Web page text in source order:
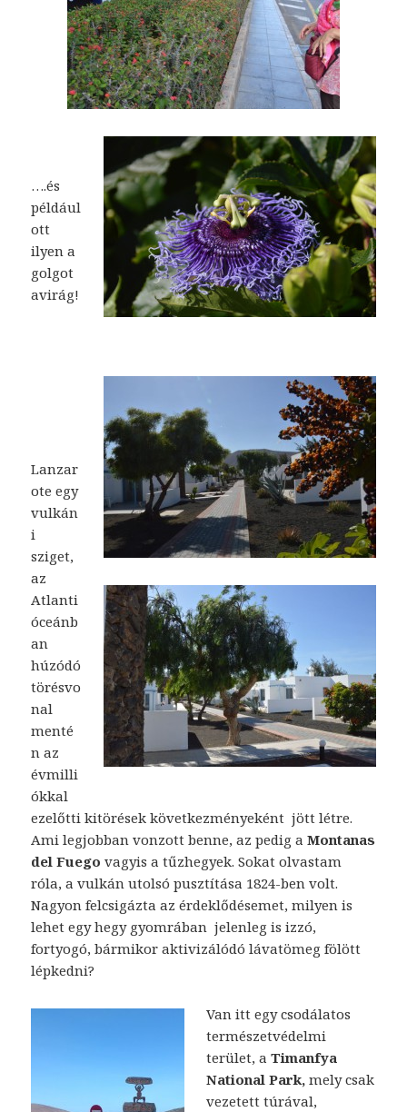
….és
például
ott
ilyen a
golgot
avirág!
Lanzar
ote egy
vulkán
i
sziget,
az
Atlanti
óceánb
an
húzódó
törésvo
nal
menté
n az
évmilli
ókkal
ezelőtti kitörések következményeként jött létre.
Ami legjobban vonzott benne, az pedig aMontanas
del Fuegovagyis a tűzhegyek. Sokat olvastam
róla, a vulkán utolsó pusztítása 1824-ben volt.
Nagyon felcsigázta az érdeklődésemet, milyen is
lehet egy hegy gyomrában jelenleg is izzó,
fortyogó, bármikor aktivizálódó lávatömeg fölött
lépkedni?
Van itt egy csodálatos
természetvédelmi
terület, aTimanfya
National Park,mely csak
vezetett túrával,